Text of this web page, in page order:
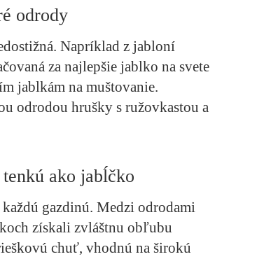
odrody
Napríklad z jabloní
za najlepšie jablko na svete
jablkám na muštovanie.
odrodou hrušky s ružovkastou a
ako jabĺčko
gazdinú. Medzi odrodami
získali zvláštnu obľubu
chuť, vhodnú na širokú